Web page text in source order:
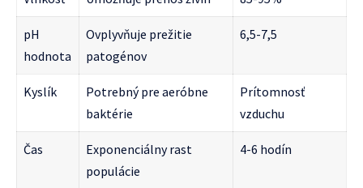
pH
hodnota
Ovplyvňuje prežitie
patogénov
6,5-7,5
Kyslík
Potrebný pre aeróbne
baktérie
Prítomnosť
vzduchu
Čas
Exponenciálny rast
populácie
4-6 hodín